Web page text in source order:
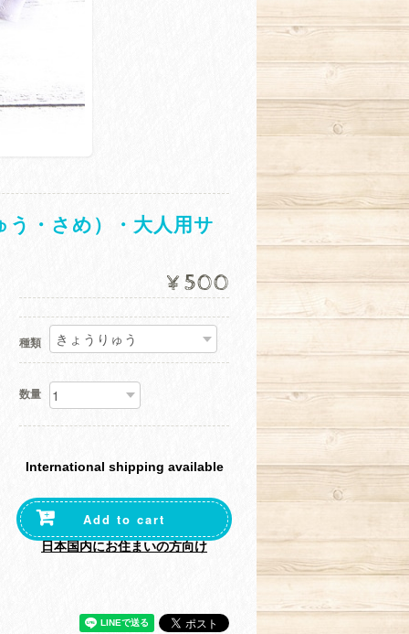
・さめ）・大人用サ
¥500
種類
数量
International shipping available
Add to cart
日本国内にお住まいの方向け